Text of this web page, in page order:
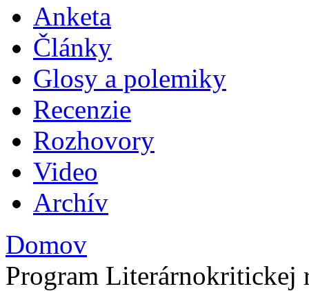
PlavAnketa
Články
Glosy a polemiky
Recenzie
Rozhovory
Video
Archív
Nachádzate sa tu
Domov
Program Literárnokritickej